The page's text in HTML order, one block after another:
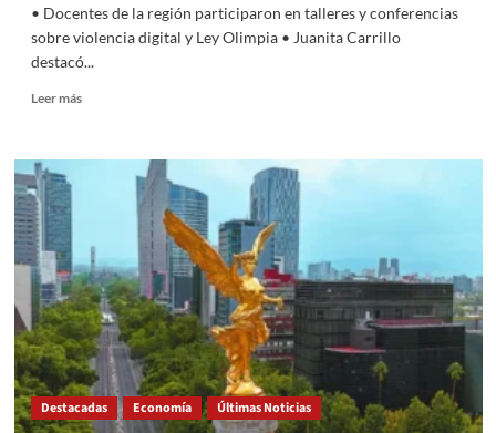
• Docentes de la región participaron en talleres y conferencias
sobre violencia digital y Ley Olimpia • Juanita Carrillo
destacó...
Leer másRead
GOBIERNO
CUAUTITLÁN
CONTRA
VIOLENCIA
DIGITAL,
FORTALECE
LA
PREVENCIÓN
CON
ENCUENTRO
DE
Destacadas Economía Últimas Noticias